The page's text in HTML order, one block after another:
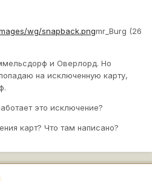
wg/snapback.pngmr_Burg (26
и Оверлорд. Но
на исключенную карту,
это исключение?
карт? Что там написано?